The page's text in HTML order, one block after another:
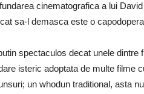
cinematografica a lui
sa-l demasca este o
spectaculos decat unele dintre
isteric adoptata de multe filme
un whodun traditional, asta